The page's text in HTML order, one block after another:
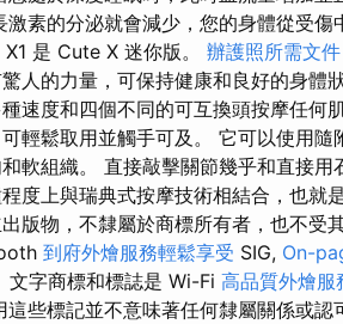
素的分泌就會減少，您的身體從受傷
X1 是 Cute X 迷你版。 辦護照所需文件
人的力量，可保持健康和良好的身體
速度和四個不同的可互換頭按摩任何
輕鬆取用並觸手可及。 它可以使用隨
軟組織。 直接敲擊關節幾乎和直接用
度上與瑞典式按摩技術相結合，也就
版物，不隸屬於商標所有者，也不受
到府外燴服務輕鬆享受 SIG, On-
字商標和標誌是 Wi-Fi 高品質外燴服
些標記並不意味著任何隸屬關係或認